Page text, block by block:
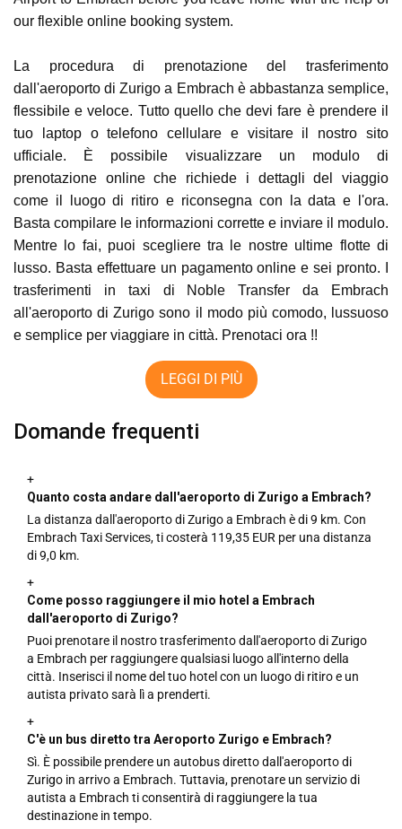
our flexible online booking system.
La procedura di prenotazione del trasferimento
dall'aeroporto di Zurigo a Embrach è abbastanza semplice,
flessibile e veloce. Tutto quello che devi fare è prendere il
tuo laptop o telefono cellulare e visitare il nostro sito
ufficiale. È possibile visualizzare un modulo di
prenotazione online che richiede i dettagli del viaggio
come il luogo di ritiro e riconsegna con la data e l'ora.
Basta compilare le informazioni corrette e inviare il modulo.
Mentre lo fai, puoi scegliere tra le nostre ultime flotte di
lusso. Basta effettuare un pagamento online e sei pronto. I
trasferimenti in taxi di Noble Transfer da Embrach
all'aeroporto di Zurigo sono il modo più comodo, lussuoso
e semplice per viaggiare in città. Prenotaci ora !!
LEGGI DI PIÙ
Domande frequenti
+
Quanto costa andare dall'aeroporto di Zurigo a Embrach?
La distanza dall'aeroporto di Zurigo a Embrach è di 9 km. Con
Embrach Taxi Services, ti costerà 119,35 EUR per una distanza
di 9,0 km.
+
Come posso raggiungere il mio hotel a Embrach
dall'aeroporto di Zurigo?
Puoi prenotare il nostro trasferimento dall'aeroporto di Zurigo
a Embrach per raggiungere qualsiasi luogo all'interno della
città. Inserisci il nome del tuo hotel con un luogo di ritiro e un
autista privato sarà lì a prenderti.
+
C'è un bus diretto tra Aeroporto Zurigo e Embrach?
Sì. È possibile prendere un autobus diretto dall'aeroporto di
Zurigo in arrivo a Embrach. Tuttavia, prenotare un servizio di
autista a Embrach ti consentirà di raggiungere la tua
destinazione in tempo.